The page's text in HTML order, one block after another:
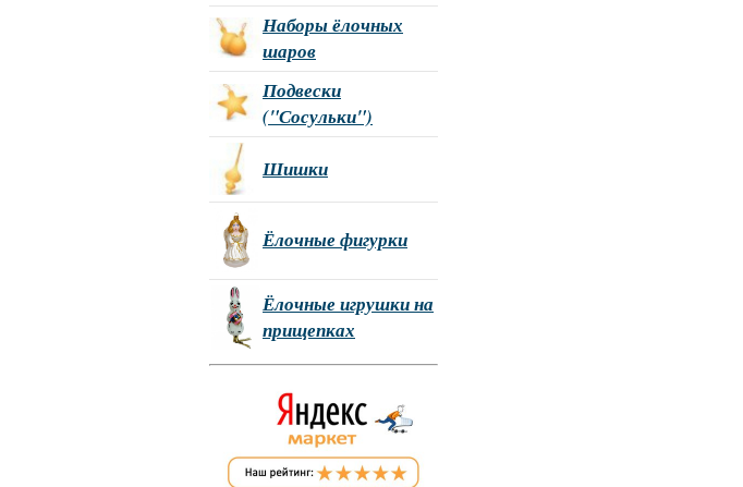
Наборы ёлочных
шаров
Подвески
("Сосульки")
Шишки
Ёлочные фигурки
Ёлочные игрушки на
прищепках